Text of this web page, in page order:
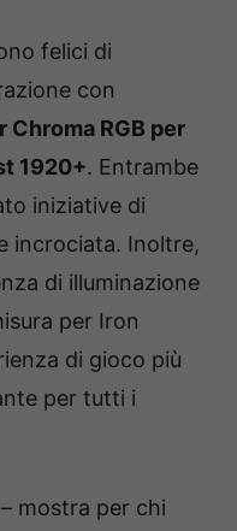
felici di
con
Chroma RGB per
1920+. Entrambe
iniziative di
incrociata. Inoltre,
di illuminazione
per Iron
di gioco più
per tutti i
mostra per chi